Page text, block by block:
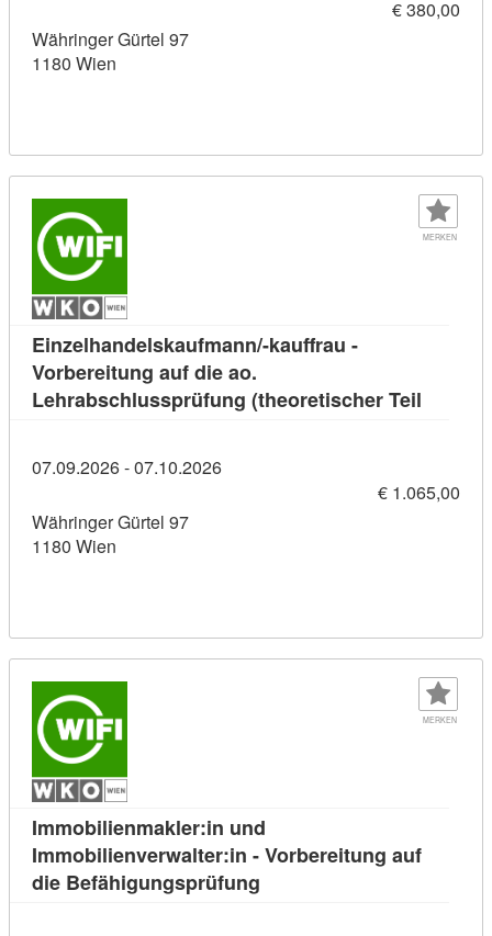
€ 380,00
Währinger Gürtel 97
1180 Wien
MERKEN
Einzelhandelskaufmann/-kauffrau -
Vorbereitung auf die ao.
Lehrabschlussprüfung (theoretischer Teil
07.09.2026 - 07.10.2026
€ 1.065,00
Währinger Gürtel 97
1180 Wien
MERKEN
Immobilienmakler:in und
Immobilienverwalter:in - Vorbereitung auf
die Befähigungsprüfung